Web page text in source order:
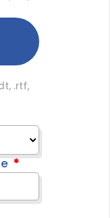
.rtf,